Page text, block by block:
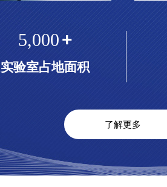
5,000+
实验室占地面积
了解更多